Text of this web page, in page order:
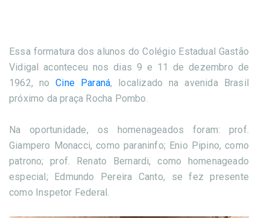
Essa formatura dos alunos do Colégio Estadual Gastão
Vidigal aconteceu nos dias 9 e 11 de dezembro de
1962, noCine Paraná, localizado na avenida Brasil
próximo da praça Rocha Pombo.
Na oportunidade, os homenageados foram: prof.
Giampero Monacci, como paraninfo; Enio Pipino, como
patrono; prof. Renato Bernardi, como homenageado
especial; Edmundo Pereira Canto, se fez presente
como Inspetor Federal.